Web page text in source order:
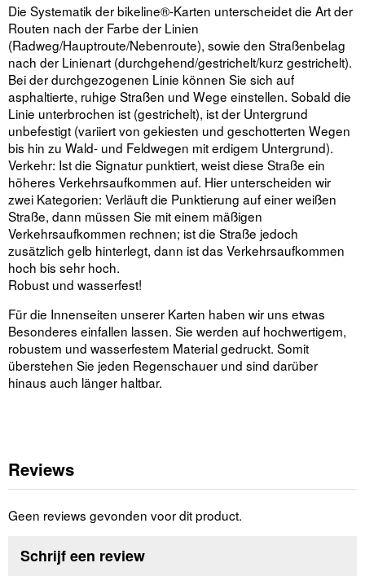
Die Systematik der bikeline®-Karten unterscheidet die Art der
Routen nach der Farbe der Linien
(Radweg/Hauptroute/Nebenroute), sowie den Straßenbelag
nach der Linienart (durchgehend/gestrichelt/kurz gestrichelt).
Bei der durchgezogenen Linie können Sie sich auf
asphaltierte, ruhige Straßen und Wege einstellen. Sobald die
Linie unterbrochen ist (gestrichelt), ist der Untergrund
unbefestigt (variiert von gekiesten und geschotterten Wegen
bis hin zu Wald- und Feldwegen mit erdigem Untergrund).
Verkehr: Ist die Signatur punktiert, weist diese Straße ein
höheres Verkehrsaufkommen auf. Hier unterscheiden wir
zwei Kategorien: Verläuft die Punktierung auf einer weißen
Straße, dann müssen Sie mit einem mäßigen
Verkehrsaufkommen rechnen; ist die Straße jedoch
zusätzlich gelb hinterlegt, dann ist das Verkehrsaufkommen
hoch bis sehr hoch.
Robust und wasserfest!
Für die Innenseiten unserer Karten haben wir uns etwas
Besonderes einfallen lassen. Sie werden auf hochwertigem,
robustem und wasserfestem Material gedruckt. Somit
überstehen Sie jeden Regenschauer und sind darüber
hinaus auch länger haltbar.
Reviews
Geen reviews gevonden voor dit product.
Schrijf een review